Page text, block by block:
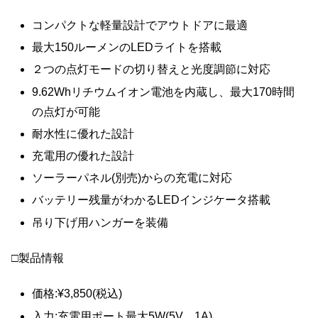
コンパクトな軽量設計でアウトドアに最適
最大150ルーメンのLEDライトを搭載
２つの点灯モードの切り替えと光度調節に対応
9.62Whリチウムイオン電池を内蔵し、最大170時間
の点灯が可能
耐水性に優れた設計
充電用の優れた設計
ソーラーパネル(別売)からの充電に対応
バッテリー残量がわかるLEDインジケータ搭載
吊り下げ用ハンガーを装備
□製品情報
価格:¥3,850(税込)